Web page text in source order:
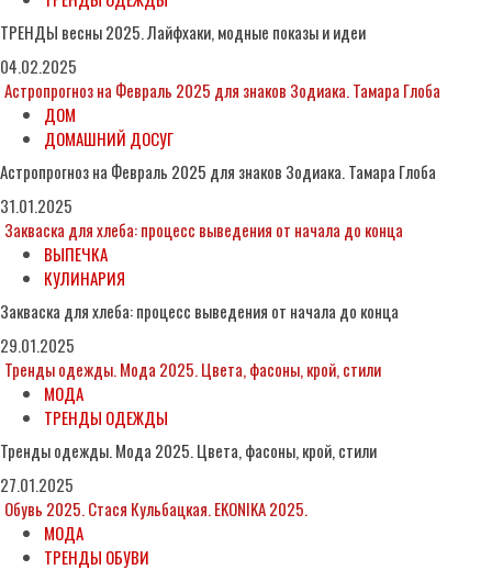
ТРЕНДЫ весны 2025. Лайфхаки, модные показы и идеи
04.02.2025
Астропрогноз на Февраль 2025 для знаков Зодиака. Тамара Глоба
ДОМ
ДОМАШНИЙ ДОСУГ
Астропрогноз на Февраль 2025 для знаков Зодиака. Тамара Глоба
31.01.2025
Закваска для хлеба: процесс выведения от начала до конца
ВЫПЕЧКА
КУЛИНАРИЯ
Закваска для хлеба: процесс выведения от начала до конца
29.01.2025
Тренды одежды. Мода 2025. Цвета, фасоны, крой, стили
МОДА
ТРЕНДЫ ОДЕЖДЫ
Тренды одежды. Мода 2025. Цвета, фасоны, крой, стили
27.01.2025
Обувь 2025. Стася Кульбацкая. EKONIKA 2025.
МОДА
ТРЕНДЫ ОБУВИ